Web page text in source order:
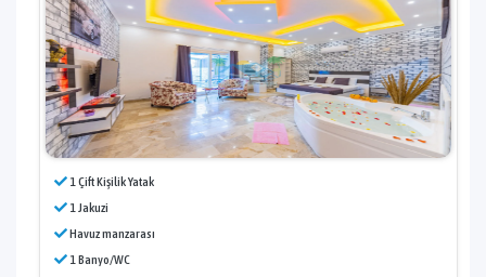
1 Çift Kişilik Yatak
1 Jakuzi
Havuz manzarası
1 Banyo/WC